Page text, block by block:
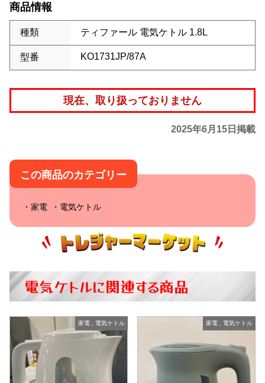
商品情報
種類 ティファール 電気ケトル 1.8L
型番 KO1731JP/87A
現在、取り扱っておりません
2025年6月15日掲載
この商品のカテゴリー
家電 電気ケトル
電気ケトルに関連する商品
家電, 電気ケトル 家電 電気ケトル